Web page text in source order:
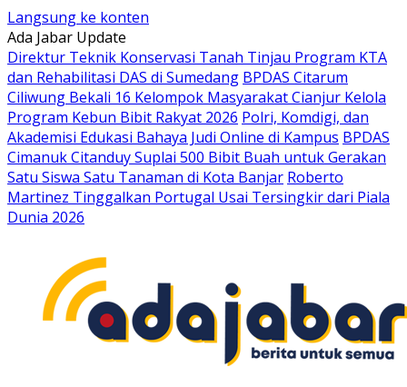
Langsung ke konten
Ada Jabar Update
Direktur Teknik Konservasi Tanah Tinjau Program KTA
dan Rehabilitasi DAS di Sumedang BPDAS Citarum
Ciliwung Bekali 16 Kelompok Masyarakat Cianjur Kelola
Program Kebun Bibit Rakyat 2026 Polri, Komdigi, dan
Akademisi Edukasi Bahaya Judi Online di Kampus BPDAS
Cimanuk Citanduy Suplai 500 Bibit Buah untuk Gerakan
Satu Siswa Satu Tanaman di Kota Banjar Roberto
Martinez Tinggalkan Portugal Usai Tersingkir dari Piala
Dunia 2026